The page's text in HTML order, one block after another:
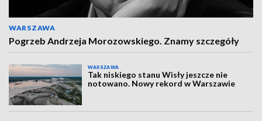
WARSZAWA
Pogrzeb Andrzeja Morozowskiego. Znamy szczegóły
WARSZAWA
Tak niskiego stanu Wisły jeszcze nie
notowano. Nowy rekord w Warszawie